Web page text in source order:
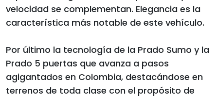
velocidad se complementan. Elegancia es la
característica más notable de este vehículo.
Por último la tecnología de la Prado Sumo y la
Prado 5 puertas que avanza a pasos
agigantados en Colombia, destacándose en
terrenos de toda clase con el propósito de